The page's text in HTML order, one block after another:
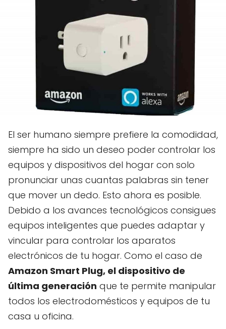
El ser humano siempre prefiere la comodidad,
siempre ha sido un deseo poder controlar los
equipos y dispositivos del hogar con solo
pronunciar unas cuantas palabras sin tener
que mover un dedo. Esto ahora es posible.
Debido a los avances tecnológicos consigues
equipos inteligentes que puedes adaptar y
vincular para controlar los aparatos
electrónicos de tu hogar. Como el caso de
Amazon Smart Plug, el dispositivo de
última generación que te permite manipular
todos los electrodomésticos y equipos de tu
casa u oficina.